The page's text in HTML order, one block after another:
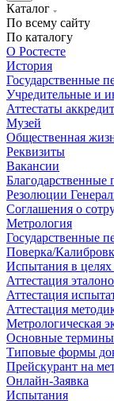
Каталог
По всему сайту
По каталогу
О Ростесте
История
Государственные
Учредительные и
Аттестаты
Музей
Общественная
Реквизиты
Вакансии
Благодарственные
Резолюции
Соглашения о
Метрология
Государственные
Поверка/
Испытания в
Аттестация
Аттестация
Аттестация
Метрологическая
Основные термины
Типовые формы
Прейскурант на
Онлайн-Заявка
Испытания